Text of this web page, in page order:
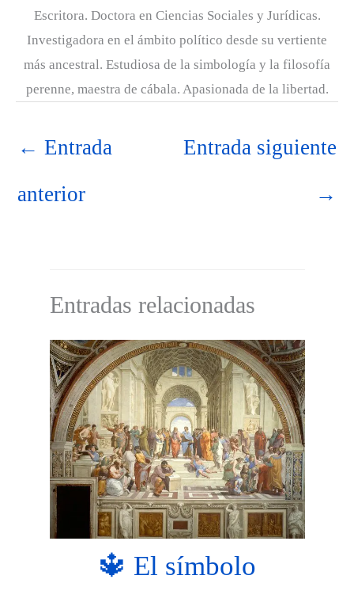
Escritora. Doctora en Ciencias Sociales y Jurídicas.
Investigadora en el ámbito político desde su vertiente
más ancestral. Estudiosa de la simbología y la filosofía
perenne, maestra de cábala. Apasionada de la libertad.
← Entrada
anterior
Entrada siguiente
→
Entradas relacionadas
🔱 El símbolo